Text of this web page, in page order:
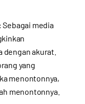
Sebagai media
akurat.
yang
menontonnya,
menontonnya.